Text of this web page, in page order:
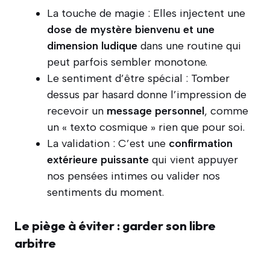
La touche de magie : Elles injectent une
dose de mystère bienvenu et une
dimension ludique dans une routine qui
peut parfois sembler monotone.
Le sentiment d’être spécial : Tomber
dessus par hasard donne l’impression de
recevoir un message personnel, comme
un « texto cosmique » rien que pour soi.
La validation : C’est une confirmation
extérieure puissante qui vient appuyer
nos pensées intimes ou valider nos
sentiments du moment.
Le piège à éviter : garder son libre
arbitre